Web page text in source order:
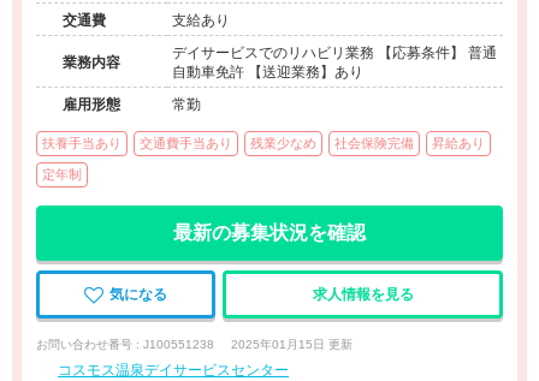
交通費
支給あり
業務内容
デイサービスでのリハビリ業務 【応募条件】 普通
自動車免許 【送迎業務】あり
雇用形態
常勤
扶養手当あり 交通費手当あり 残業少なめ 社会保険完備 昇給あり
定年制
最新の募集状況を確認
気になる 求人情報を見る
お問い合わせ番号 : J100551238 2025年01月15日 更新
コスモス温泉デイサービスセンター